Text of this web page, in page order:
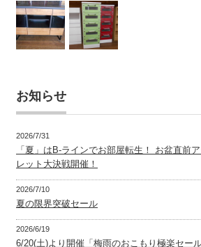
お知らせ
2026/7/31
「夏」はB-ラインでお部屋転生！ お盆直前ア
レット大決戦開催！
2026/7/10
夏の限界突破セール
2026/6/19
6/20(土)より開催「梅雨のおこもり極楽セー